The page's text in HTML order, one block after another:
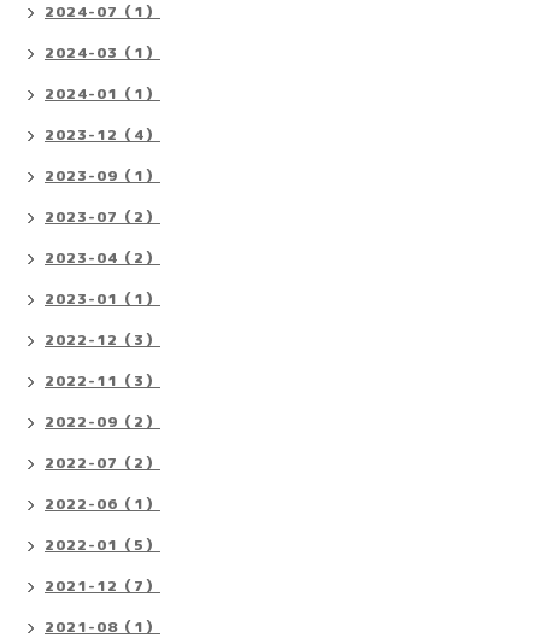
2024-07（1）
2024-03（1）
2024-01（1）
2023-12（4）
2023-09（1）
2023-07（2）
2023-04（2）
2023-01（1）
2022-12（3）
2022-11（3）
2022-09（2）
2022-07（2）
2022-06（1）
2022-01（5）
2021-12（7）
2021-08（1）